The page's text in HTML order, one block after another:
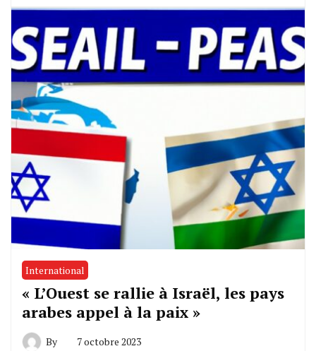
International
« L’Ouest se rallie à Israël, les pays
arabes appel à la paix »
By 7 octobre 2023